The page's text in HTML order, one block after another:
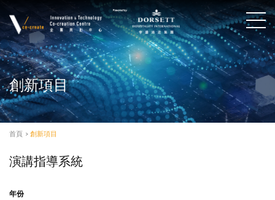
創新項目
首頁 > 創新項目
演講指導系統
年份